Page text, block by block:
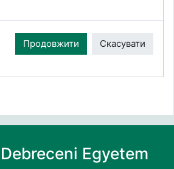
Продовжити Скасувати
Debreceni Egyetem